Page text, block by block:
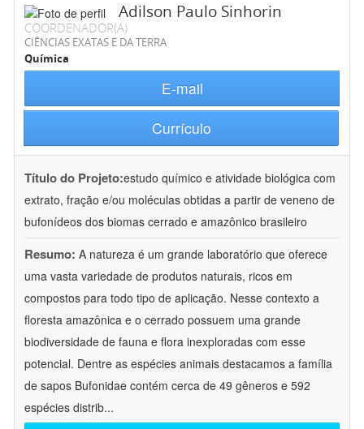
Adilson Paulo Sinhorin
COORDENADOR(A)
CIÊNCIAS EXATAS E DA TERRA
Química
E-mail
Currículo
Título do Projeto:estudo químico e atividade biológica com
extrato, fração e/ou moléculas obtidas a partir de veneno de
bufonídeos dos biomas cerrado e amazônico brasileiro
Resumo: A natureza é um grande laboratório que oferece
uma vasta variedade de produtos naturais, ricos em
compostos para todo tipo de aplicação. Nesse contexto a
floresta amazônica e o cerrado possuem uma grande
biodiversidade de fauna e flora inexploradas com esse
potencial. Dentre as espécies animais destacamos a família
de sapos Bufonidae contém cerca de 49 gêneros e 592
espécies distrib...